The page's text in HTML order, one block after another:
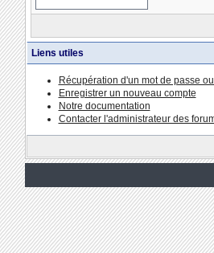
Liens utiles
Récupération d'un mot de passe
Enregistrer un nouveau compte
Notre documentation
Contacter l'administrateur des